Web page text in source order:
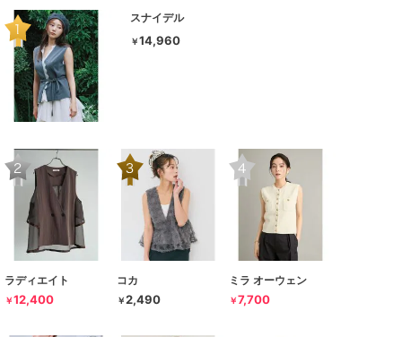
スナイデル
￥14,960
ラディエイト
￥12,400
コカ
￥2,490
ミラ オーウェン
￥7,700